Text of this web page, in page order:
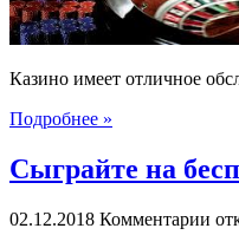
на
Казино имеет отличное
Подробнее »
Сыграйте на
02.12.2018 Комментарии к